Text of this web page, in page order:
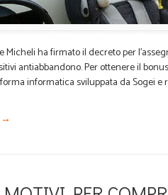
Micheli ha firmato il decreto per
antiabbandono. Per ottenere il
informatica sviluppata da Sogei e
→